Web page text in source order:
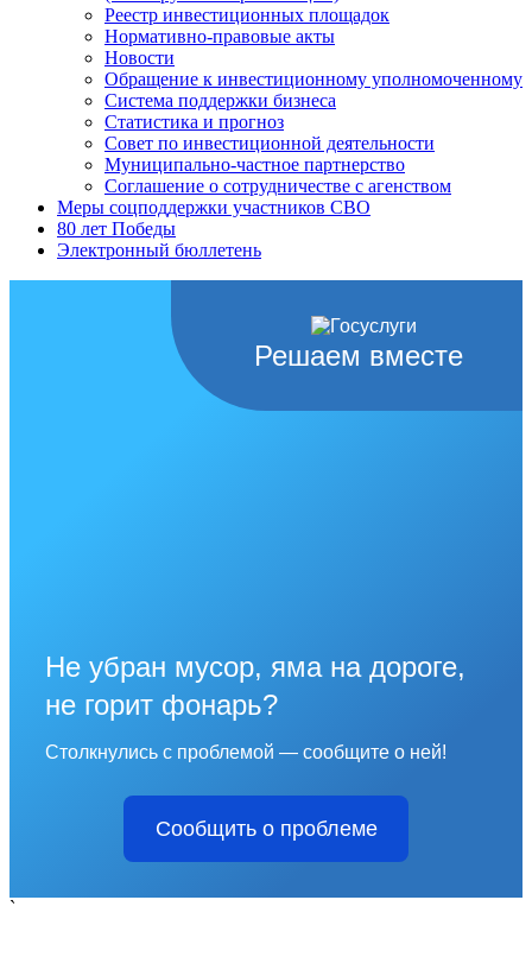
Реестр инвестиционных площадок
Нормативно-правовые акты
Новости
Обращение к инвестиционному уполномоченному
Система поддержки бизнеса
Статистика и прогноз
Совет по инвестиционной деятельности
Муниципально-частное партнерство
Соглашение о сотрудничестве с агенством
Меры соцподдержки участников СВО
80 лет Победы
Электронный бюллетень
Решаем вместе
Не убран мусор, яма на дороге,
не горит фонарь?
Столкнулись с проблемой — сообщите о ней!
Сообщить о проблеме
`